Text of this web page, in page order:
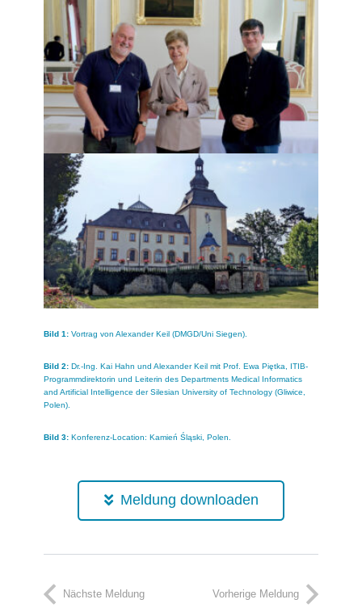
Bild 1:Vortrag von Alexander Keil (DMGD/Uni Siegen).
Bild 2:Dr.-Ing. Kai Hahn und Alexander Keil mit Prof. Ewa Piętka, ITIB-
Programmdirektorin und Leiterin des Departments Medical Informatics
and Artificial Intelligence der Silesian University of Technology (Gliwice,
Polen).
Bild 3:Konferenz-Location: Kamień Śląski, Polen.
Meldung downloaden
Nächste Meldung Vorherige Meldung